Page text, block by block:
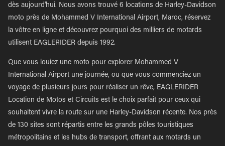
dès aujourd'hui. Nous avons trouvé 6 locations de Harley-Davidson
moto près de Mohammed V International Airport, Maroc, réservez
la vôtre en ligne et découvrez pourquoi des milliers de motards
utilisent EAGLERIDER depuis 1992.
Que vous louiez une moto pour explorer Mohammed V
International Airport une journée, ou que vous commenciez un
voyage de plusieurs jours pour réaliser un rêve, EAGLERIDER
Location de Motos et Circuits est le choix parfait pour ceux qui
souhaitent vivre la route sur une Harley-Davidson récente. Nos près
de 130 sites sont répartis entre les grands pôles touristiques
métropolitains et les hubs de transport, offrant aux motards un